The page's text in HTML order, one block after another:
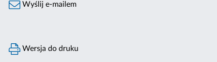
Wyślij e-mailem
Wersja do druku